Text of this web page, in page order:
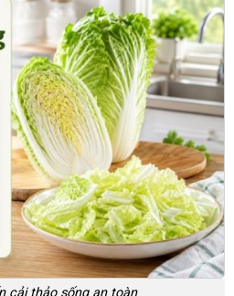
cải thảo sống an toàn